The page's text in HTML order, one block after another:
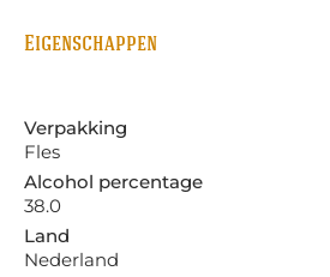
Eigenschappen
Verpakking
Fles
Alcohol percentage
38.0
Land
Nederland